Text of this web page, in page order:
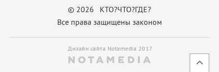
© 2026 КТО?ЧТО?ГДЕ?
Все права защищены законом
Дизайн сайта Notamedia 2017